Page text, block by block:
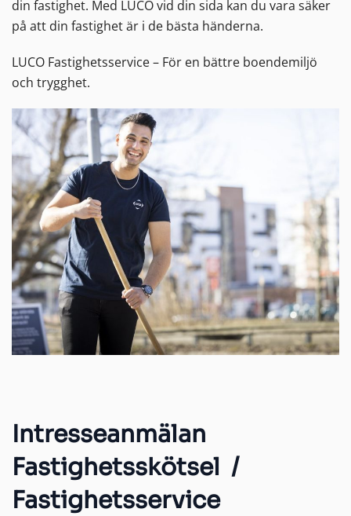
din fastighet. Med LUCO vid din sida kan du vara säker
på att din fastighet är i de bästa händerna.
LUCO Fastighetsservice – För en bättre boendemiljö
och trygghet.
Intresseanmälan
Fastighetsskötsel /
Fastighetsservice